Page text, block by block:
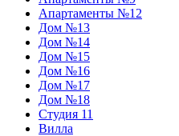
Апартаменты №12
Дом №13
Дом №14
Дом №15
Дом №16
Дом №17
Дом №18
Студия 11
Вилла